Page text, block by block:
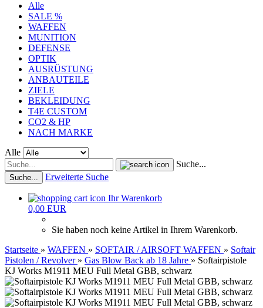
Alle
SALE %
WAFFEN
MUNITION
DEFENSE
OPTIK
AUSRÜSTUNG
ANBAUTEILE
ZIELE
BEKLEIDUNG
T4E CUSTOM
CO2 & HP
NACH MARKE
Alle
Suche...
Suche... Erweiterte Suche
Ihr Warenkorb
0,00 EUR
Sie haben noch keine Artikel in Ihrem Warenkorb.
Startseite » WAFFEN » SOFTAIR / AIRSOFT WAFFEN » Softair
Pistolen / Revolver » Gas Blow Back ab 18 Jahre » Softairpistole
KJ Works M1911 MEU Full Metal GBB, schwarz